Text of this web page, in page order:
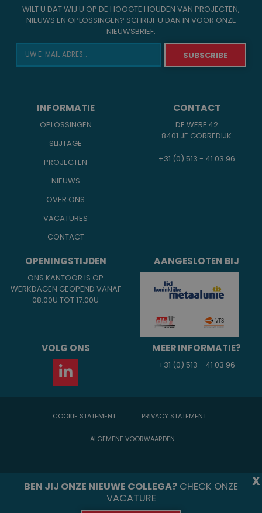
BEN JIJ ONZE NIEUWE COLLEGA? CHECK ONZE
VACATURE
WILT U DAT WIJ U OP DE HOOGTE HOUDEN VAN PROJECTEN,
NIEUWS EN OPLOSSINGEN? SCHRIJF U DAN IN VOOR ONZE
NIEUWSBRIEF.
INFORMATIE
OPLOSSINGEN
SLIJTAGE
PROJECTEN
NIEUWS
OVER ONS
VACATURES
CONTACT
CONTACT
DE WERF 42
8401 JE GORREDIJK
+31 (0) 513 - 41 03 96
OPENINGSTIJDEN
ONS KANTOOR IS OP
WERKDAGEN GEOPEND VANAF
08.00U TOT 17.00U
AANGESLOTEN BIJ
VOLG ONS MEER INFORMATIE?
+31 (0) 513 - 41 03 96
COOKIE STATEMENT PRIVACY STATEMENT
ALGEMENE VOORWAARDEN